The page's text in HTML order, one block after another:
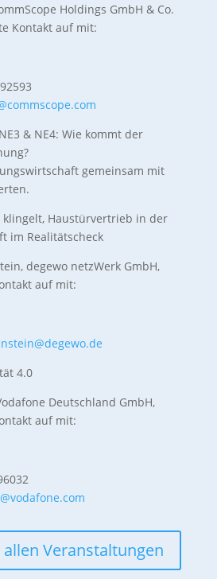
Holdings GmbH & Co.
Kontakt auf mit:
& NE4: Wie kommt der
gemeinsam mit
klingelt, Haustürvertrieb in der
im Realitätscheck
degewo netzWerk GmbH,
auf mit:
4.0
Deutschland GmbH,
auf mit:
allen Veranstaltungen